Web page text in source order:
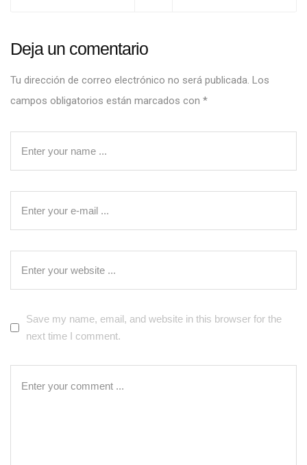
Deja un comentario
Tu dirección de correo electrónico no será publicada. Los
campos obligatorios están marcados con *
Save my name, email, and website in this browser for the
next time I comment.